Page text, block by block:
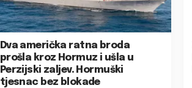
Dva američka ratna broda
prošla kroz Hormuz i ušla u
Perzijski zaljev. Hormuški
tjesnac bez blokade